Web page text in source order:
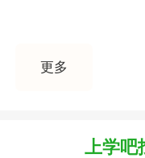
更多
上学吧